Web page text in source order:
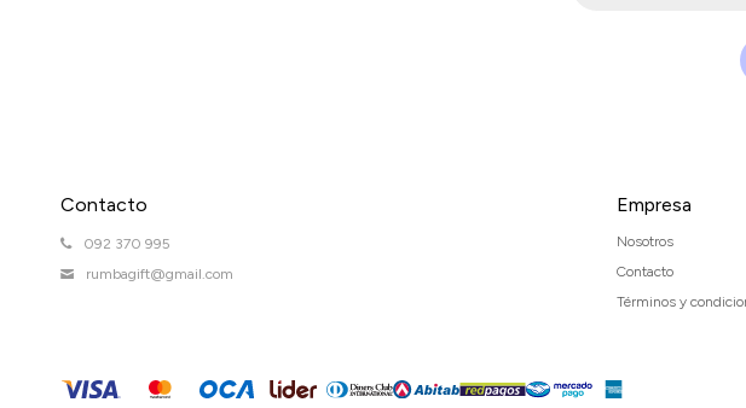
Contacto
092 370 995
rumbagift@gmail.com
Empresa
Nosotros
Contacto
Términos y